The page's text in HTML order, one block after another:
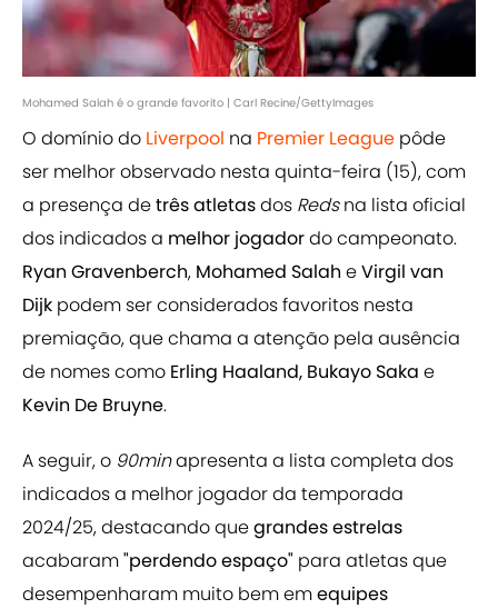
Mohamed Salah é o grande favorito | Carl Recine/GettyImages
O domínio do Liverpool na Premier League pôde
ser melhor observado nesta quinta-feira (15), com
a presença detrês atletasdos Redsna lista oficial
dos indicados a melhor jogadordo campeonato.
Ryan Gravenberch, Mohamed Salah eVirgil van
Dijk podem ser considerados favoritos nesta
premiação, que chama a atenção pela ausência
de nomes como Erling Haaland, Bukayo Saka e
Kevin De Bruyne.
A seguir, o 90minapresenta a lista completa dos
indicados a melhor jogador da temporada
2024/25, destacando quegrandes estrelas
acabaram"perdendo espaço" para atletas que
desempenharam muito bem emequipes